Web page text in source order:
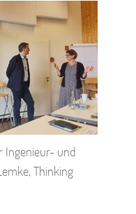
Ingenieur- und
Thinking